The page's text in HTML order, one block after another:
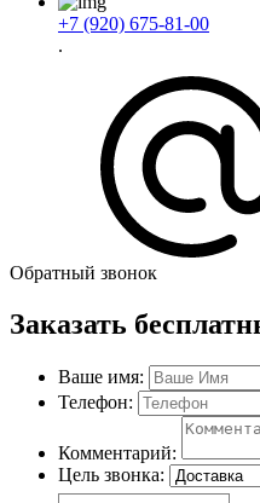
+7 (920) 675-81-00
.
Обратный звонок
Заказать
Ваше имя:
Телефон:
Комментарий:
Цель звонка: